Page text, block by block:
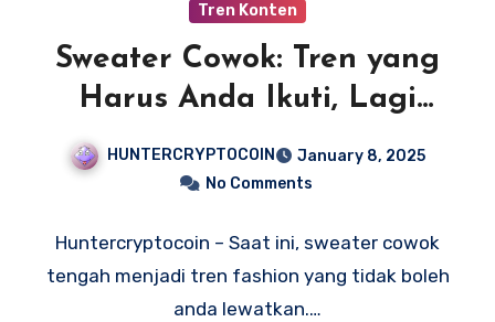
Tren Konten
Sweater Cowok: Tren yang
Harus Anda Ikuti, Lagi
HUNTERCRYPTOCOIN
January 8, 2025
No Comments
Huntercryptocoin – Saat ini, sweater cowok
tengah menjadi tren fashion yang tidak boleh
anda lewatkan.…